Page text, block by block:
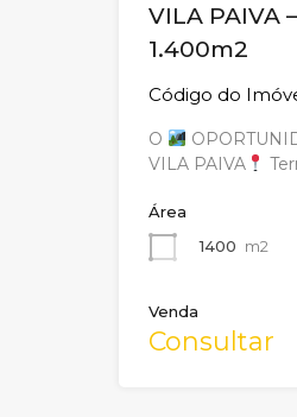
VILA PAIVA
1.400m2
Código do
O
VILA PAIVA
Área
1400 m2
Venda
Consultar